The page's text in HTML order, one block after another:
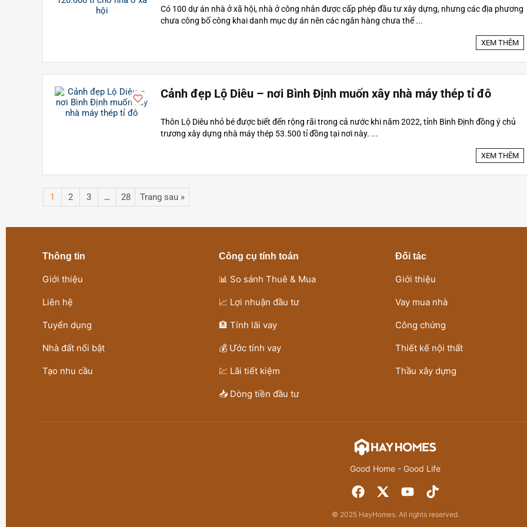
Có 100 dự án nhà ở xã hội, nhà ở công nhân được cấp phép đầu tư xây dựng, nhưng các địa phương
chưa công bố công khai danh mục dự án nên các ngân hàng chưa thể ...
XEM THÊM
Cảnh đẹp Lộ Diêu – nơi Bình Định muốn xây nhà máy thép tỉ đô
Thôn Lộ Diêu nhỏ bé được biết đến rộng rãi trong cả nước khi năm 2022, tỉnh Bình Định đồng ý chủ
trương xây dựng nhà máy thép 53.500 tỉ đồng tại nơi này. ...
XEM THÊM
1 2 3 … 28 Trang sau »
Thông tin
Giới thiệu
Liên hệ
Tuyển dụng
Nhà đất nổi bật
Tạo nhu cầu
Công cụ tính toán
📊 So sánh Thuê & Mua
📈 Lợi nhuận đầu tư
🏦 Tính lãi vay
💰 Ước tính vay
💹 Lãi tiết kiệm
📥 Dòng tiền đầu tư
Đối tác
Giới thiệu
Vay mua nhà
Công chứng
Thiết kế nội thất
Thầu xây dựng
Good Home - Good Life
© 2025 HayHomes. All rights reserved.